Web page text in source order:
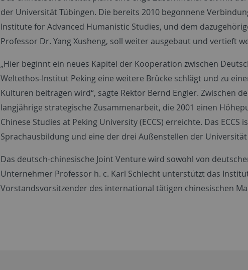
der Universität Tübingen. Die bereits 2010 begonnene
Institute for Advanced Humanistic Studies, und dem
Professor Dr. Yang Xusheng, soll weiter ausgebaut und vertieft
„Hier beginnt ein neues Kapitel der Kooperation zwischen
Weltethos-Institut Peking eine weitere Brücke schlägt und zu
Kulturen beitragen wird“, sagte Rektor Bernd Engler. Zwischen
langjährige strategische Zusammenarbeit, die 2001 einen
Chinese Studies at Peking University (ECCS) erreichte. Das
Sprachausbildung und eine der drei Außenstellen der
Das deutsch-chinesische Joint Venture wird sowohl von
Unternehmer Professor h. c. Karl Schlecht unterstützt das
Vorstandsvorsitzender des international tätigen chinesischen